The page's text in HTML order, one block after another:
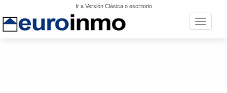
Ir a Versión Clásica o escritorio
Toggle